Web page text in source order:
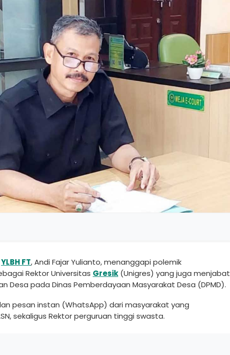
YLBH FT, Andi Fajar Yulianto, menanggapi polemik
Rektor Universitas Gresik (Unigres) yang juga menjabat
Desa pada Dinas Pemberdayaan Masyarakat Desa (DPMD).
pesan instan (WhatsApp) dari masyarakat yang
sekaligus Rektor perguruan tinggi swasta.